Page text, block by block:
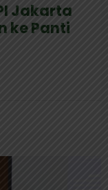
Jakarta
ke Panti